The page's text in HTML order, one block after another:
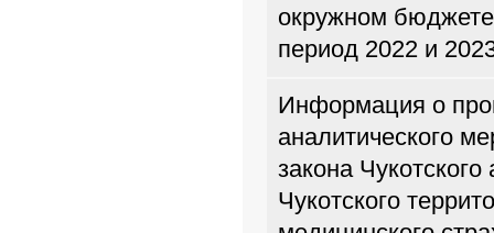
окружном
период 2022 и
Информация о
аналитического
закона
Чукотского